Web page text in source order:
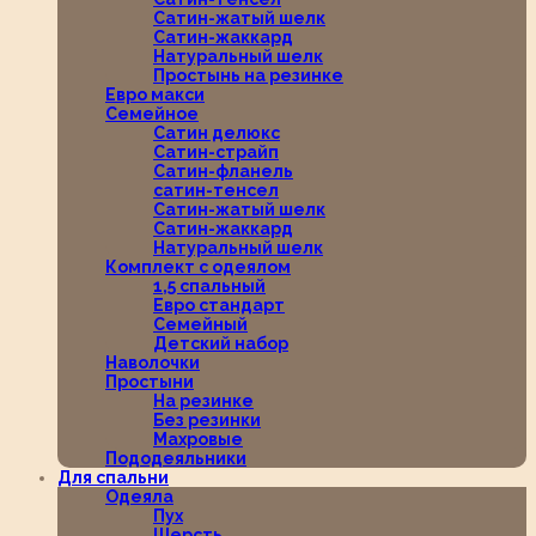
Сатин-жатый шелк
Сатин-жаккард
Натуральный шелк
Простынь на резинке
Евро макси
Семейное
Сатин делюкс
Сатин-страйп
Сатин-фланель
сатин-тенсел
Сатин-жатый шелк
Сатин-жаккард
Натуральный шелк
Комплект с одеялом
1,5 спальный
Евро стандарт
Семейный
Детский набор
Наволочки
Простыни
На резинке
Без резинки
Махровые
Пододеяльники
Для спальни
Одеяла
Пух